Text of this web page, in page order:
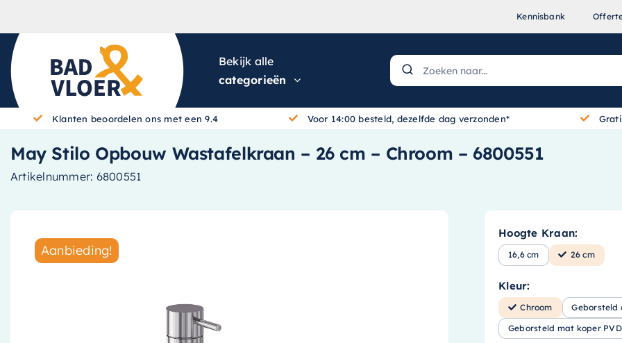
Kennisbank
Bekijk alle
categorieën
Klanten beoordelen ons met een 9.4 Voor 14:00 besteld, dezelfde dag verzonden*
May Stilo Opbouw Wastafelkraan – 26 cm – Chroom – 6800551
Artikelnummer: 6800551
Aanbieding!
Hoogte Kraan:
16,6 cm 26 cm
Kleur:
Chroom Geborsteld
Geborsteld mat koper PVD